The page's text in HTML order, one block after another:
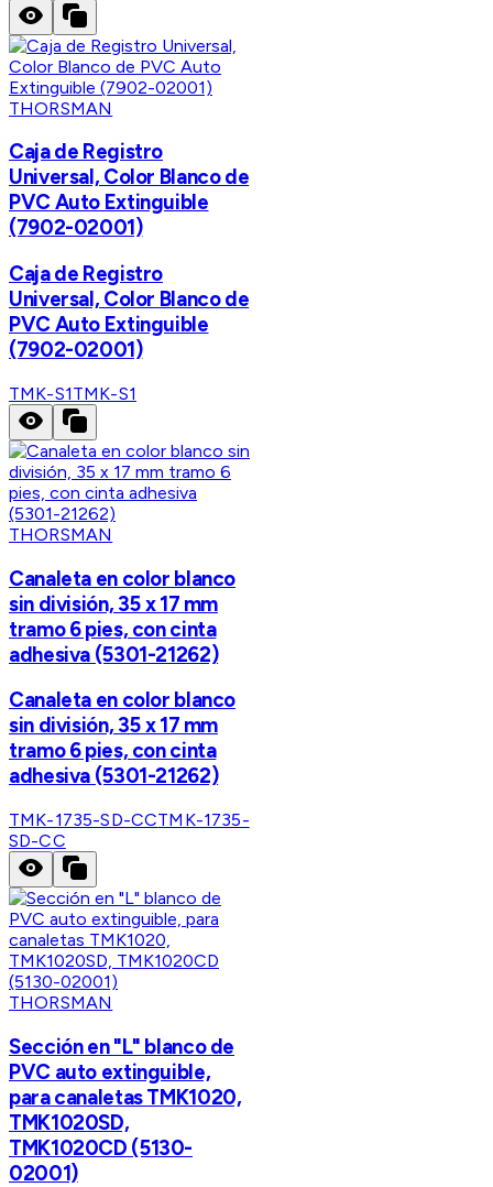
THORSMAN
Caja de Registro
Universal, Color Blanco de
PVC Auto Extinguible
(7902-02001)
Caja de Registro
Universal, Color Blanco de
PVC Auto Extinguible
(7902-02001)
TMK-S1TMK-S1
THORSMAN
Canaleta en color blanco
sin división, 35 x 17 mm
tramo 6 pies, con cinta
adhesiva (5301-21262)
Canaleta en color blanco
sin división, 35 x 17 mm
tramo 6 pies, con cinta
adhesiva (5301-21262)
TMK-1735-SD-CCTMK-1735-
SD-CC
THORSMAN
Sección en "L" blanco de
PVC auto extinguible,
para canaletas TMK1020,
TMK1020SD,
TMK1020CD (5130-
02001)